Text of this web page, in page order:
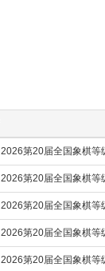
2026第20届全国象棋等
2026第20届全国象棋等
2026第20届全国象棋等
2026第20届全国象棋等
2026第20届全国象棋等